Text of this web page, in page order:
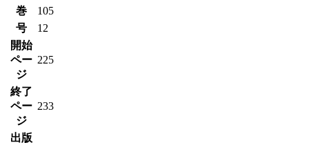
巻
105
号
12
開始
ペー
ジ
225
終了
ペー
ジ
233
出版